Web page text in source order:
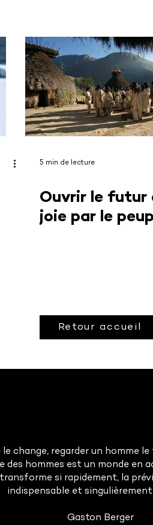
5 min de lecture
Ouvrir le futur
joie par le
Retour accueil
le change, regarder un homme
des hommes est un monde en
si rapidement, la
indispensable et
Gaston Berger